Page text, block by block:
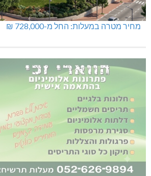
מחיר מטרה במעלות: החל מ-728,000 ₪